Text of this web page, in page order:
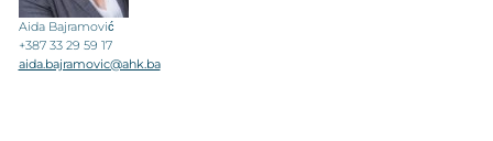
Aida Bajramović
+387 33 29 59 17
aida.bajramovic@ahk.ba